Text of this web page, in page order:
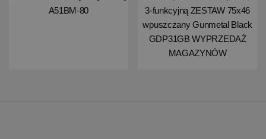
A51BM-80
3-funkcyjną ZESTAW 75x46
wpuszczany Gunmetal Black
GDP31GB WYPRZEDAŻ
MAGAZYNÓW